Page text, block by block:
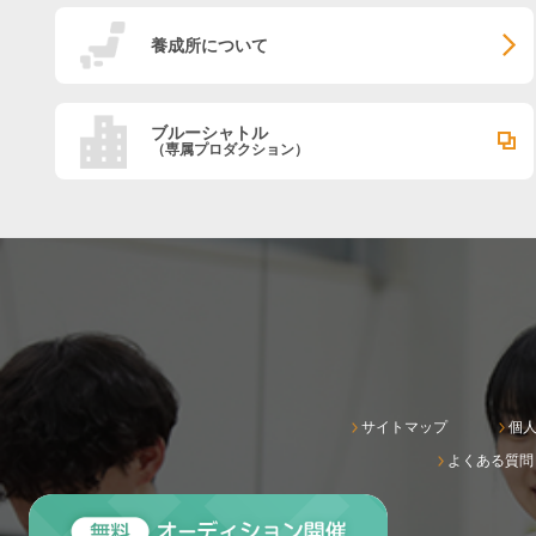
養成所について
ブルーシャトル
（専属プロダクション）
サイトマップ
個
よくある質問